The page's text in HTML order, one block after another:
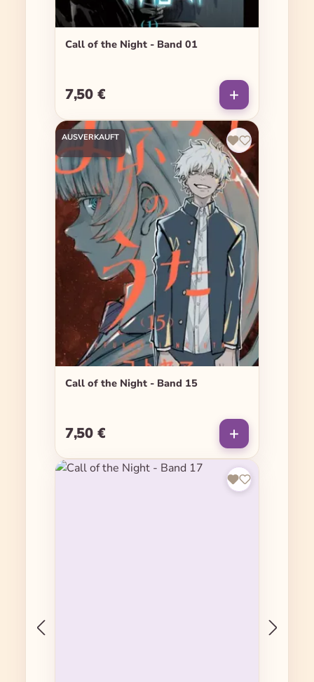
Call of the Night - Band 01
Regulärer Preis:
7,50 €
AUSVERKAUFT
Call of the Night - Band 15
Regulärer Preis:
7,50 €